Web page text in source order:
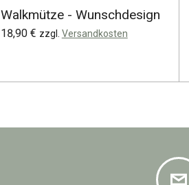
Walkmütze - Wunschdesign
18,90 € zzgl. Versandkosten